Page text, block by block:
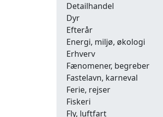
Detailhandel
Dyr
Efterår
Energi, miljø, økologi
Erhverv
Fænomener, begreber
Fastelavn, karneval
Ferie, rejser
Fiskeri
Fly, luftfart